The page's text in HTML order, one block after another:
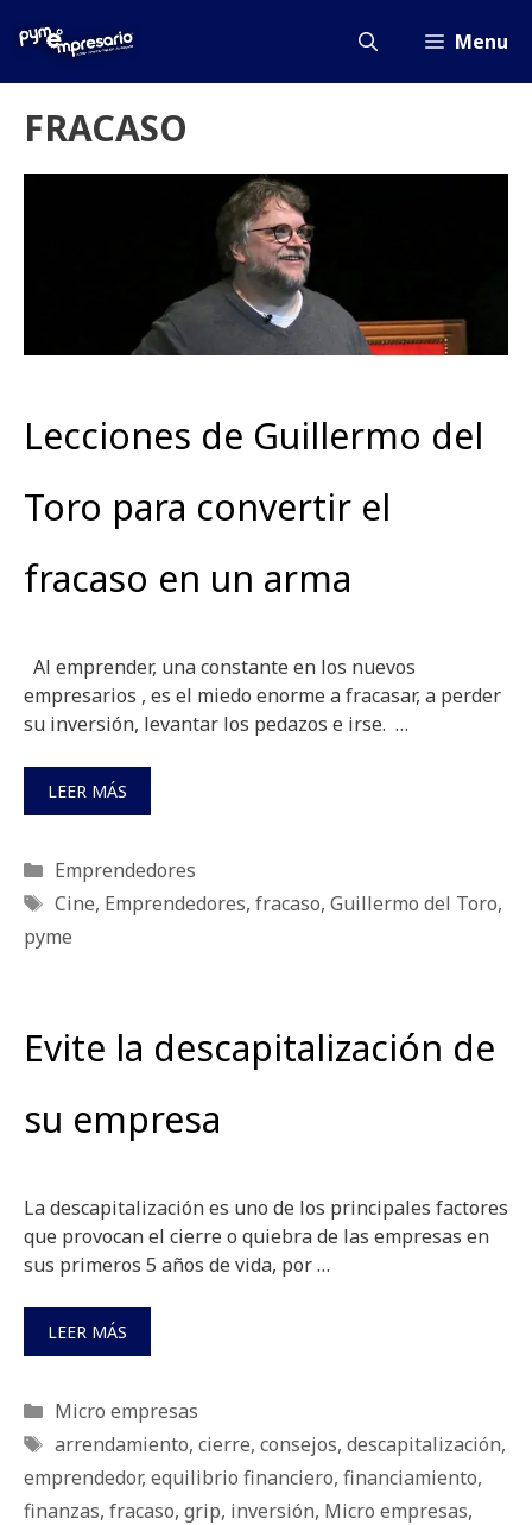
Menu
FRACASO
Lecciones de Guillermo del
Toro para convertir el
fracaso en un arma
Al emprender, una constante en los nuevos
empresarios , es el miedo enorme a fracasar, a perder
su inversión, levantar los pedazos e irse. …
LEER MÁS
Categorías
Emprendedores
Etiquetas
Cine, Emprendedores, fracaso, Guillermo del Toro,
pyme
Evite la descapitalización de
su empresa
La descapitalización es uno de los principales factores
que provocan el cierre o quiebra de las empresas en
sus primeros 5 años de vida, por …
LEER MÁS
Categorías
Micro empresas
Etiquetas
arrendamiento, cierre, consejos, descapitalización,
emprendedor, equilibrio financiero, financiamiento,
finanzas, fracaso, grip, inversión, Micro empresas,